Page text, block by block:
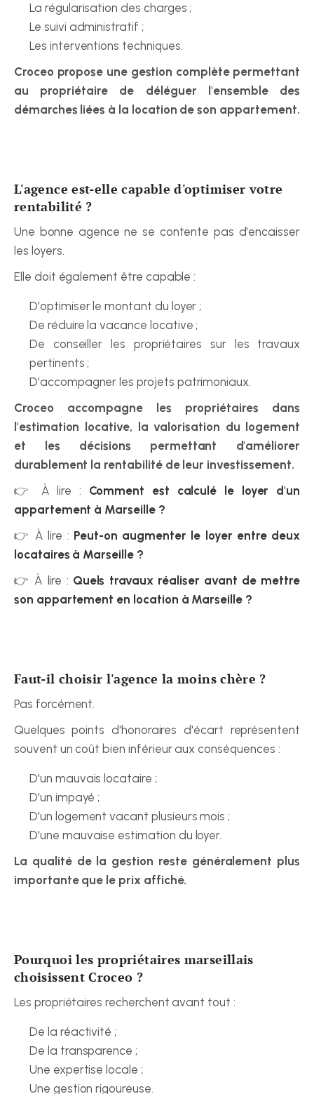
La régularisation des charges ;
Le suivi administratif ;
Les interventions techniques.
Croceo propose une gestion complète permettant
au propriétaire de déléguer l'ensemble des
démarches liées à la location de son appartement.
L'agence est-elle capable d'optimiser votre
rentabilité ?
Une bonne agence ne se contente pas d'encaisser
les loyers.
Elle doit également être capable :
D'optimiser le montant du loyer ;
De réduire la vacance locative ;
De conseiller les propriétaires sur les travaux
pertinents ;
D'accompagner les projets patrimoniaux.
Croceo accompagne les propriétaires dans
l'estimation locative, la valorisation du logement
et les décisions permettant d'améliorer
durablement la rentabilité de leur investissement.
👉 À lire : Comment est calculé le loyer d'un
appartement à Marseille ?
👉 À lire : Peut-on augmenter le loyer entre deux
locataires à Marseille ?
👉 À lire : Quels travaux réaliser avant de mettre
son appartement en location à Marseille ?
Faut-il choisir l'agence la moins chère ?
Pas forcément.
Quelques points d'honoraires d'écart représentent
souvent un coût bien inférieur aux conséquences :
D'un mauvais locataire ;
D'un impayé ;
D'un logement vacant plusieurs mois ;
D'une mauvaise estimation du loyer.
La qualité de la gestion reste généralement plus
importante que le prix affiché.
Pourquoi les propriétaires marseillais
choisissent Croceo ?
Les propriétaires recherchent avant tout :
De la réactivité ;
De la transparence ;
Une expertise locale ;
Une gestion rigoureuse.